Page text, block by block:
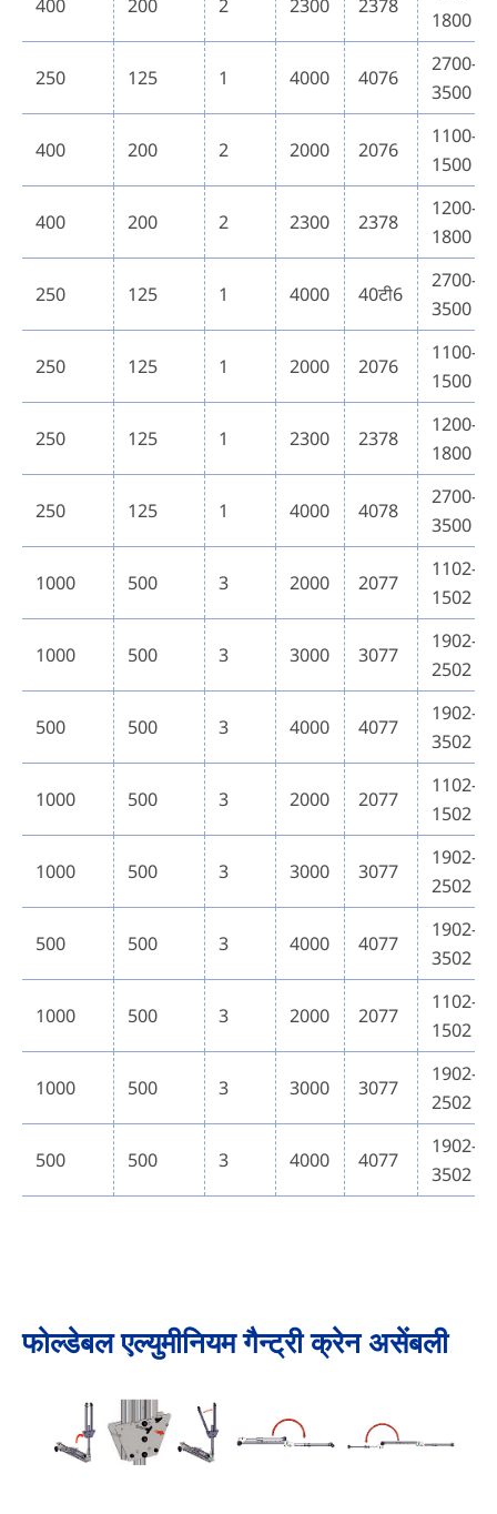
400 200 2 2300 2378
1800
250 125 1 4000 4076
2700-
3500
400 200 2 2000 2076
1100-
1500
400 200 2 2300 2378
1200-
1800
250 125 1 4000 40टी6
2700-
3500
250 125 1 2000 2076
1100-
1500
250 125 1 2300 2378
1200-
1800
250 125 1 4000 4078
2700-
3500
1000 500 3 2000 2077
1102-
1502
1000 500 3 3000 3077
1902-
2502
500 500 3 4000 4077
1902-
3502
1000 500 3 2000 2077
1102-
1502
1000 500 3 3000 3077
1902-
2502
500 500 3 4000 4077
1902-
3502
1000 500 3 2000 2077
1102-
1502
1000 500 3 3000 3077
1902-
2502
500 500 3 4000 4077
1902-
3502
फोल्डेबल एल्युमीनियम गैन्ट्री क्रेन असेंबली